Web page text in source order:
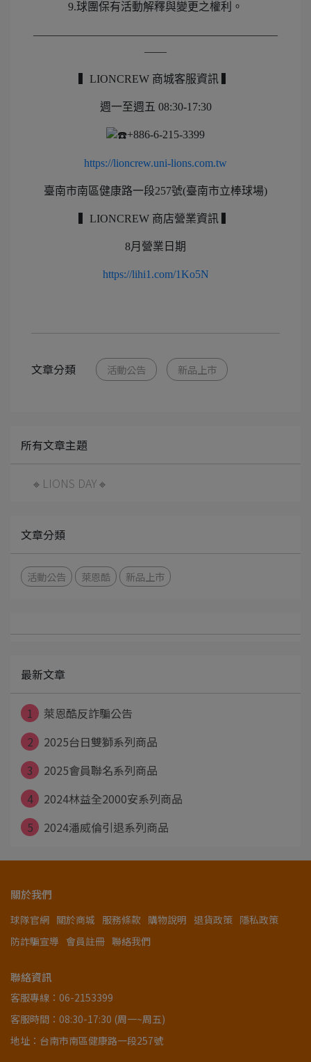
9.球團保有活動解釋與變更之權利。
——————————————————————
——
▍LIONCREW 商城客服資訊 ▍
週一至週五 08:30-17:30
+886-6-215-3399
https://lioncrew.uni-lions.com.tw
臺南市南區健康路一段257號(臺南市立棒球場)
▍LIONCREW 商店營業資訊 ▍
8月營業日期
https://lihi1.com/1Ko5N
文章分類 活動公告 新品上市
所有文章主題
🔸LIONS DAY🔸
文章分類
活動公告 萊恩酷 新品上市
最新文章
1
萊恩酷反詐騙公告
2
2025台日雙獅系列商品
3
2025會員聯名系列商品
4
2024林益全2000安系列商品
5
2024潘威倫引退系列商品
關於我們
球隊官網 關於商城 服務條款 購物說明 退貨政策 隱私政策
防詐騙宣導 會員註冊 聯絡我們
聯絡資訊
客服專線：06-2153399
客服時間：08:30-17:30 (周一~周五)
地址：台南市南區健康路一段257號